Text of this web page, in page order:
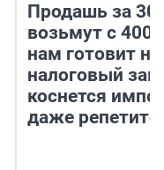
Продашь за
возьмут с
нам готовит
налоговый
коснется
даже